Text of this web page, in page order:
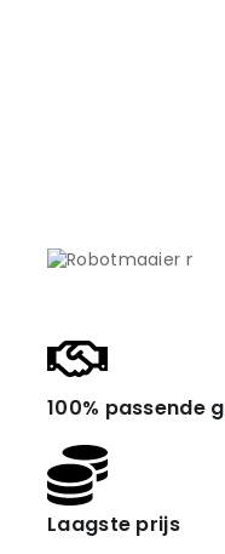
100% passende
Laagste prijs